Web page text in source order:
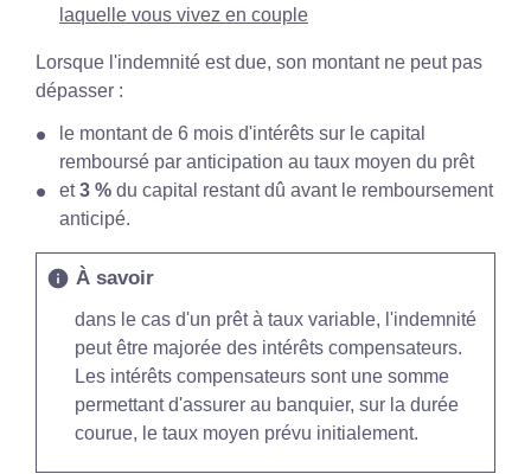
laquelle vous vivez en couple
Lorsque l'indemnité est due, son montant ne peut pas
dépasser :
le montant de 6 mois d'intérêts sur le capital
remboursé par anticipation au taux moyen du prêt
et3 % du capital restant dû avant le remboursement
anticipé.
info À savoir
dans le cas d'un prêt à taux variable, l'indemnité
peut être majorée des intérêts compensateurs.
Les intérêts compensateurs sont une somme
permettant d'assurer au banquier, sur la durée
courue, le taux moyen prévu initialement.